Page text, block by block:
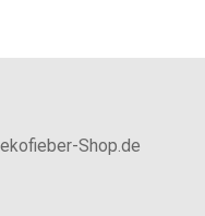
Shop.de